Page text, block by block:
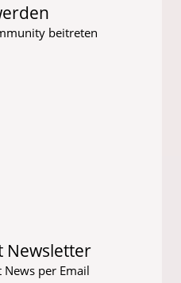
beitreten
Newsletter
per Email